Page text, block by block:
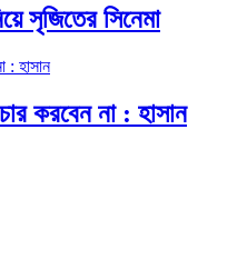
সৃজিতের সিনেমা
করবেন না : হাসান